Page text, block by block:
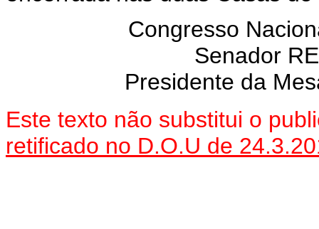
Congresso
Senador
Presidente da
Este texto não substitui o
retificado no D.O.U de